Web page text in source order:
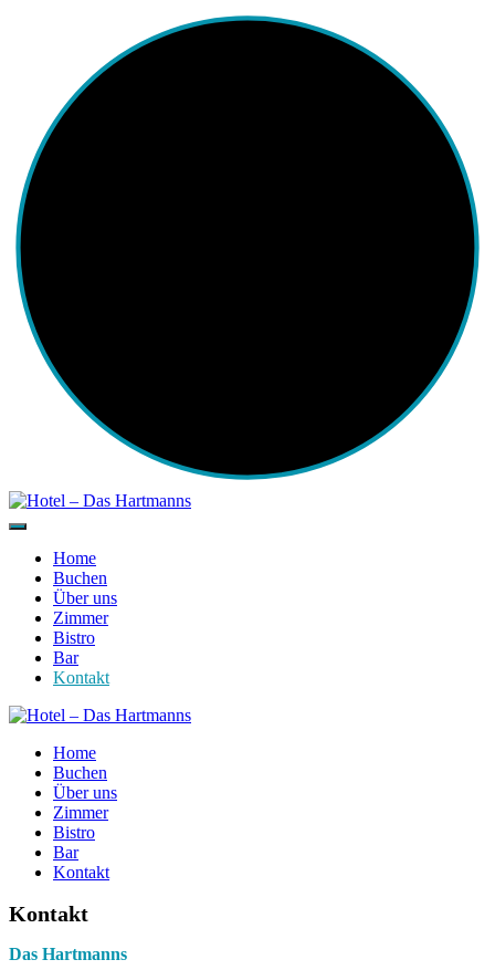
Home
Buchen
Über uns
Zimmer
Bistro
Bar
Kontakt
Home
Buchen
Über uns
Zimmer
Bistro
Bar
Kontakt
Kontakt
Das Hartmanns